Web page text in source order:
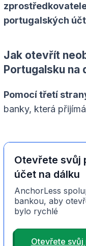
portugalských
Jak otevřít
Portugalsku na
Pomocí třetí
banky, která
Otevřete svůj
účet na dálku
AnchorLess
bankou, aby
bylo rychlé
Otevřete svůj